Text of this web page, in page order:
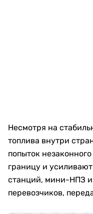
Несмотря на
топлива внутри
попыток
границу и
станций, мини-НПЗ и
перевозчиков,